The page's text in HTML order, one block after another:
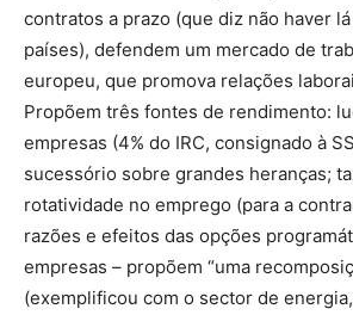
contratos a prazo (que diz não haver
países), defendem um mercado de
europeu, que promova relações
Propõem três fontes de rendimento:
empresas (4% do IRC, consignado à
sucessório sobre grandes heranças;
rotatividade no emprego (para a
razões e efeitos das opções
empresas – propõem “uma
(exemplificou com o sector de